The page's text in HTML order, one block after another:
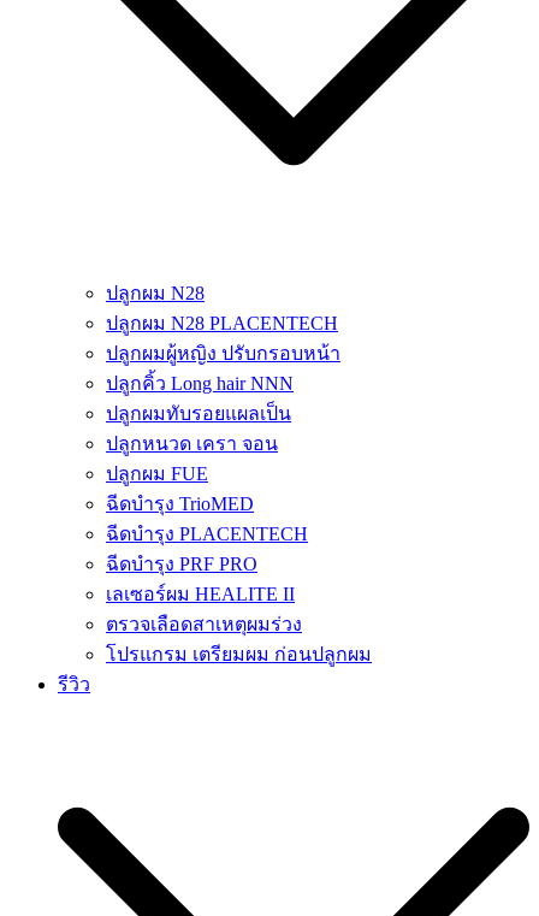
ปลูกผม N28
ปลูกผม N28 PLACENTECH
ปลูกผมผู้หญิง ปรับกรอบหน้า
ปลูกคิ้ว Long hair NNN
ปลูกผมทับรอยแผลเป็น
ปลูกหนวด เครา จอน
ปลูกผม FUE
ฉีดบำรุง TrioMED
ฉีดบำรุง PLACENTECH
ฉีดบำรุง PRF PRO
เลเซอร์ผม HEALITE II
ตรวจเลือดสาเหตุผมร่วง
โปรแกรม เตรียมผม ก่อนปลูกผม
รีวิว